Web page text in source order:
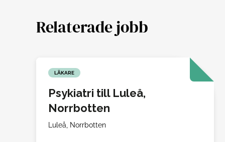
Relaterade jobb
LÄKARE
Psykiatri till Luleå,
Norrbotten
Luleå, Norrbotten